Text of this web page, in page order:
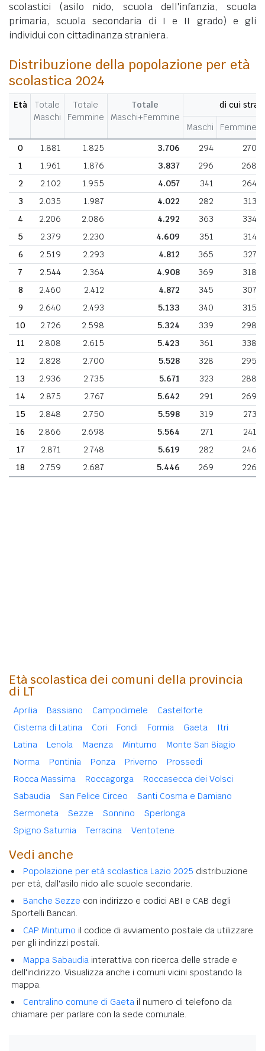
scolastici (asilo nido, scuola dell'infanzia, scuola
primaria, scuola secondaria di I e II grado) e gli
individui con cittadinanza straniera.
Distribuzione della popolazione per età
scolastica 2024
Età
Totale
Maschi
Totale
Femmine
Totale
Maschi+Femmine
di cui
Maschi Femmine
0
1.881 1.825 3.706 294 270
1
1.961 1.876 3.837 296 268
2
2.102 1.955 4.057 341 264
3
2.035 1.987 4.022 282 313
4
2.206 2.086 4.292 363 334
5
2.379 2.230 4.609 351 314
6
2.519 2.293 4.812 365 327
7
2.544 2.364 4.908 369 318
8
2.460 2.412 4.872 345 307
9
2.640 2.493 5.133 340 315
10
2.726 2.598 5.324 339
298
11
2.808 2.615 5.423 361 338
12
2.828 2.700 5.528 328 295
13
2.936 2.735 5.671 323
288
14
2.875 2.767 5.642 291 269
15
2.848 2.750 5.598 319 273
16
2.866 2.698 5.564 271
241
17
2.871 2.748 5.619 282 246
18
2.759 2.687 5.446 269 226
Età scolastica dei comuni della provincia
di LT
Aprilia Bassiano Campodimele
Castelforte
Cisterna di Latina
Cori Fondi Formia Gaeta
Itri
Latina
Lenola Maenza Minturno
Monte San Biagio
Norma
Pontinia Ponza Priverno
Prossedi
Rocca Massima
Roccagorga
Roccasecca dei Volsci
Sabaudia
San Felice Circeo
Santi Cosma e Damiano
Sermoneta
Sezze Sonnino
Sperlonga
Spigno Saturnia
Terracina Ventotene
Vedi anche
Popolazione per età scolastica Lazio 2025 distribuzione
per età, dall'asilo nido alle scuole secondarie.
Banche Sezze con indirizzo e codici ABI e CAB degli
Sportelli Bancari.
CAP Minturno il codice di avviamento postale da utilizzare
per gli indirizzi postali.
Mappa Sabaudia interattiva con ricerca delle strade e
dell'indirizzo. Visualizza anche i comuni vicini spostando la
mappa.
Centralino comune di Gaeta il numero di telefono da
chiamare per parlare con la sede comunale.